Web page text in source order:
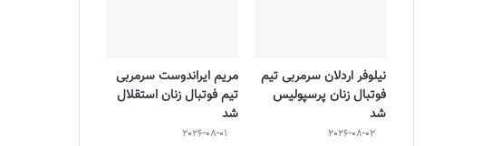
نیلوفر اردلان سرمربی تیم
فوتبال زنان پرسپولیس
شد
2026-08-02
مریم ایراندوست سرمربی
تیم فوتبال زنان استقلال
شد
2026-08-01